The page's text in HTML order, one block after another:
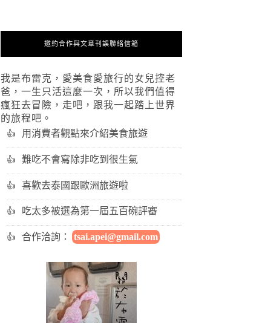
邀約合作與文章刊誤聯絡信箱
我是布雷克，愛美食愛旅行的女兒控老
爸，一生只活這麼一次，所以我們值得
瘋狂去冒險，走吧，跟我一起踏上世界
的旅程吧。
用消費者觀點來介紹美食旅遊
難吃不會寫除非吃到很生氣
喜歡去泰國跟歐洲旅遊啦
吃太多被選為第一屆五百碗評審
合作洽詢： tsai.apei@gmail.com